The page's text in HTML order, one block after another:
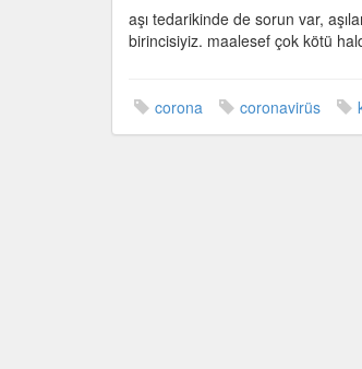
aşı tedarikinde de sorun var,
birincisiyiz. maalesef çok kötü
corona coronavirüs